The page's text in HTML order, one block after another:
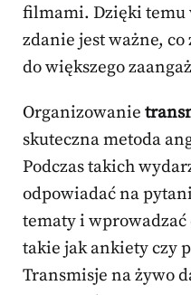
filmami. Dzięki temu
zdanie jest ważne,
do większego
Organizowanie
skuteczna metoda
Podczas takich
odpowiadać na
tematy i
takie jak ankiety czy
Transmisje na żywo